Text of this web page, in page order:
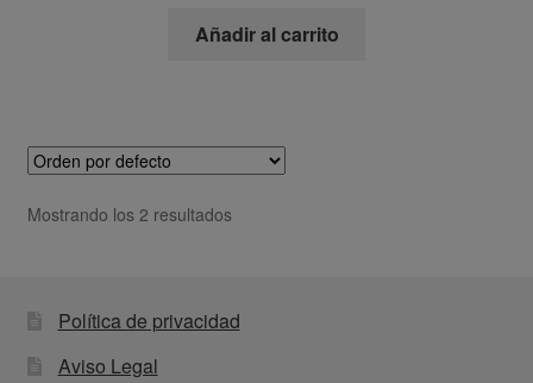
Añadir al carrito
Mostrando los 2 resultados
Política de privacidad
Aviso Legal